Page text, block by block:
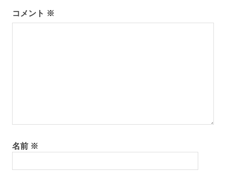
シ
コメント ※
名前 ※